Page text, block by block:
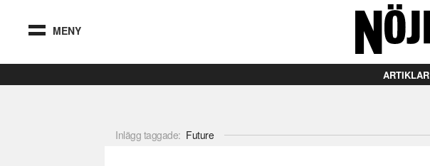
MENY
ARTIKLAR
Inlägg taggade: Future